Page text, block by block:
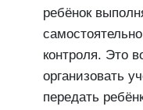
ребёнок
контроля. Это
организовать
передать